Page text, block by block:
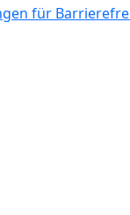
für